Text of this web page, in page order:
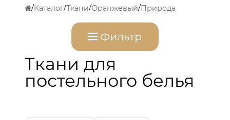
Каталог Ткани Оранжевый Природа
Фильтр
Ткани для
постельного белья